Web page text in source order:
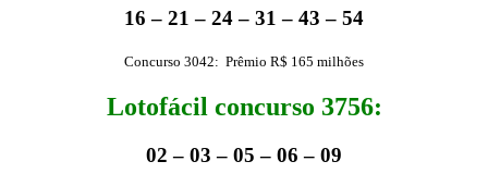
16 – 21 – 24 – 31 – 43 – 54
Concurso 3042: Prêmio R$ 165 milhões
Lotofácil concurso 3756:
02 – 03 – 05 – 06 – 09